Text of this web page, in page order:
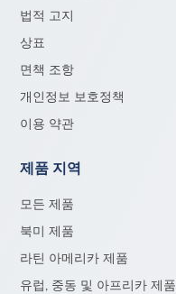
법적 고지
상표
면책 조항
개인정보 보호정책
이용 약관
제품 지역
모든 제품
북미 제품
라틴 아메리카 제품
유럽, 중동 및 아프리카 제품